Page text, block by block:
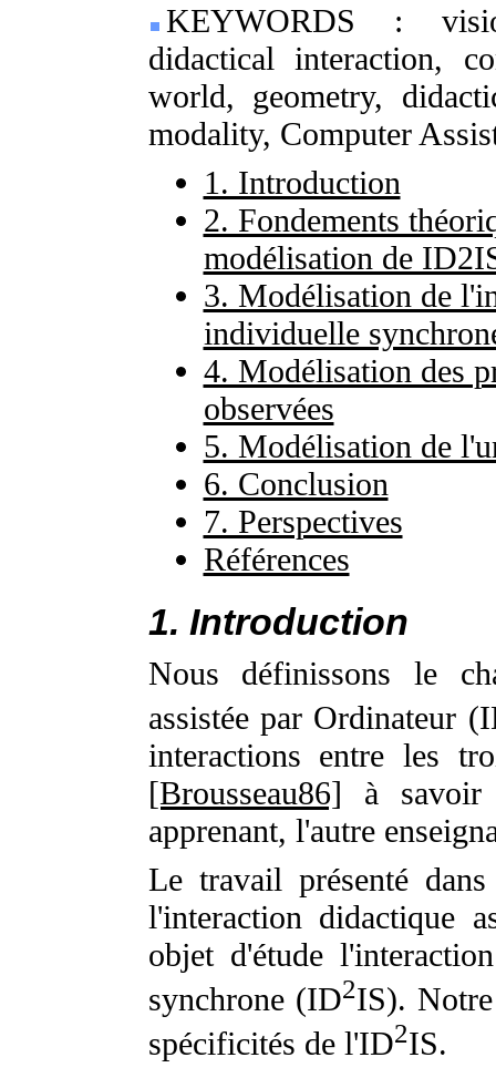
KEYWORDS :
didactical interaction,
world, geometry,
modality, Computer
1. Introduction
2. Fondements
modélisation de
3. Modélisation de
individuelle
4. Modélisation des
observées
5. Modélisation de
6. Conclusion
7. Perspectives
Références
1. Introduction
Nous définissons le
assistée par Ordinateur
interactions entre les
[Brousseau86] à savoir
apprenant, l'autre
Le travail présenté
l'interaction didactique
objet d'étude
synchrone (ID2IS).
spécificités de l'ID2IS.